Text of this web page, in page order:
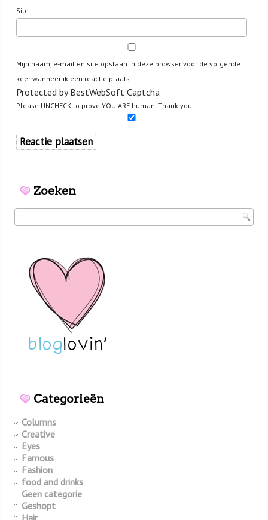
Site
Mijn naam, e-mail en site opslaan in deze browser voor de volgende
keer wanneer ik een reactie plaats.
Protected by BestWebSoft Captcha
Please UNCHECK to prove YOU ARE human. Thank you.
Zoeken
Categorieën
Columns
Creative
Eyes
Famous
Fashion
food and drinks
Geen categorie
Geshopt